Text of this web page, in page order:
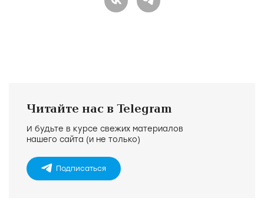
Читайте нас в Telegram
И будьте в курсе свежих материалов
нашего сайта (и не только)
Подписаться